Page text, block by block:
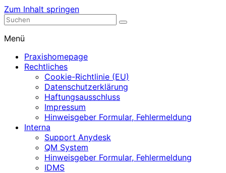
Zum Inhalt springen
Nephrologische Praxis mit Dialyse
Menü
Praxishomepage
Rechtliches
Cookie-Richtlinie (EU)
Datenschutzerklärung
Haftungsausschluss
Impressum
Hinweisgeber Formular, Fehlermeldung
Interna
Support Anydesk
QM System
Hinweisgeber Formular, Fehlermeldung
IDMS